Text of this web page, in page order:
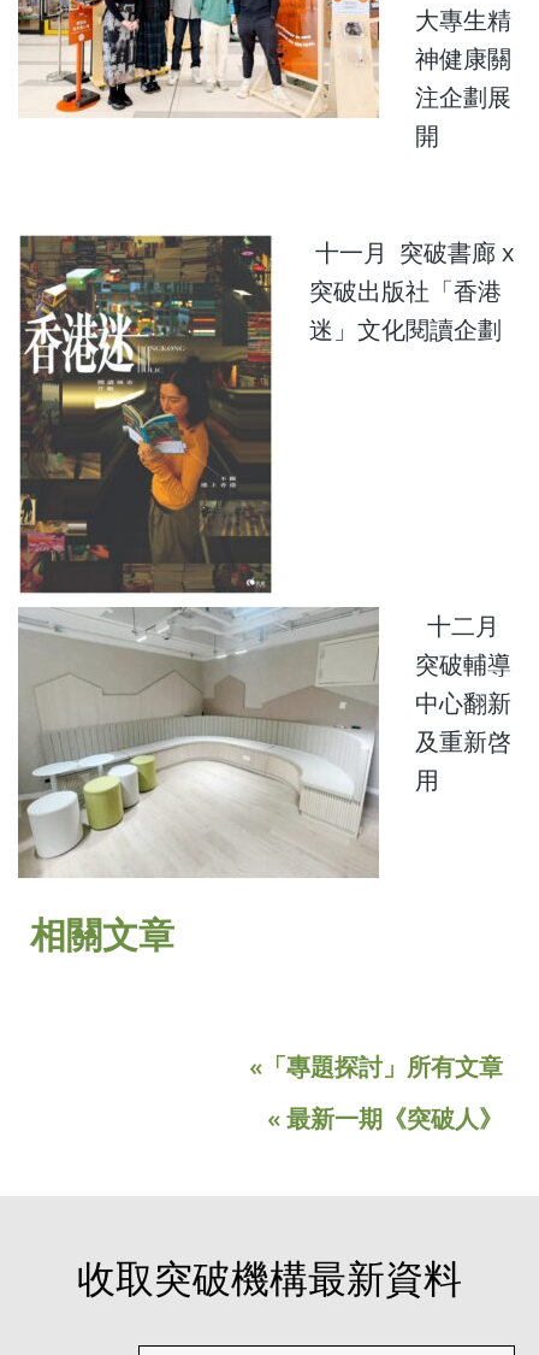
大專生精
神健康關
注企劃展
開
十一月 突破書廊 x
突破出版社「香港
迷」文化閱讀企劃
十二月
突破輔導
中心翻新
及重新啓
用
相關文章
«「專題探討」所有文章
« 最新一期《突破人》
收取突破機構最新資料